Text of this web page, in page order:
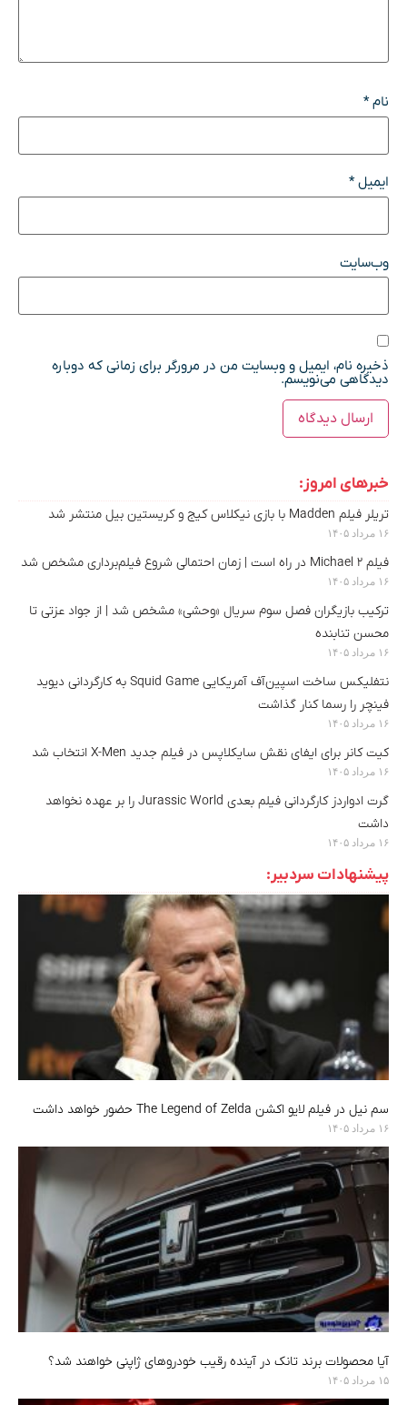
نام*
ایمیل*
وب‌سایت
ذخیره نام، ایمیل و وبسایت من در مرورگر برای زمانی که دوباره
دیدگاهی می‌نویسم.
خبرهای امروز:
تریلر فیلم Madden با بازی نیکلاس کیج و کریستین بیل منتشر شد
۱۶ مرداد ۱۴۰۵
فیلم Michael 2 در راه است | زمان احتمالی شروع فیلم‌برداری مشخص شد
۱۶ مرداد ۱۴۰۵
ترکیب بازیگران فصل سوم سریال «وحشی» مشخص شد | از جواد عزتی تا
محسن تنابنده
۱۶ مرداد ۱۴۰۵
نتفلیکس ساخت اسپین‌آف آمریکایی Squid Game به کارگردانی دیوید
فینچر را رسما کنار گذاشت
۱۶ مرداد ۱۴۰۵
کیت کانر برای ایفای نقش سایکلاپس در فیلم جدید X-Men انتخاب شد
۱۶ مرداد ۱۴۰۵
گرت ادواردز کارگردانی فیلم بعدی Jurassic World را بر عهده نخواهد
داشت
۱۶ مرداد ۱۴۰۵
پیشنهادات سردبیر:
سم نیل در فیلم لایو اکشن The Legend of Zelda حضور خواهد داشت
۱۶ مرداد ۱۴۰۵
آیا محصولات برند تانک در آینده رقیب خودروهای ژاپنی خواهند شد؟
۱۵ مرداد ۱۴۰۵